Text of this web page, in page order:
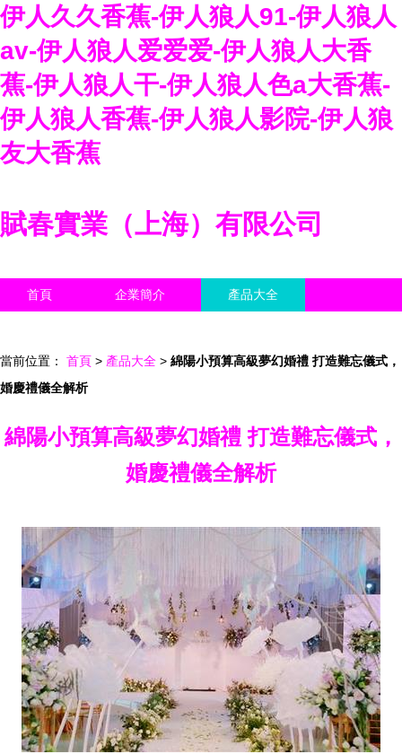
伊人久久香蕉-伊人狼人91-伊人狼人
av-伊人狼人爱爱爱-伊人狼人大香
蕉-伊人狼人干-伊人狼人色a大香蕉-
伊人狼人香蕉-伊人狼人影院-伊人狼
友大香蕉
賦春實業（上海）有限公司
首頁 企業簡介 產品大全
當前位置： 首頁 > 產品大全 > 綿陽小預算高級夢幻婚禮 打造難忘儀式，
婚慶禮儀全解析
綿陽小預算高級夢幻婚禮 打造難忘儀式，
婚慶禮儀全解析